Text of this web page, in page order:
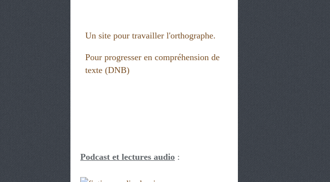
Un site pour travailler l'orthographe.
Pour progresser en compréhension de
texte (DNB)
Podcast et lectures audio :